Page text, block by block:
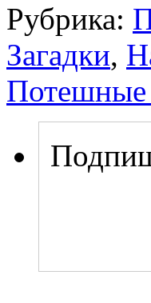
Рубрика:
Загадки,
Потешные